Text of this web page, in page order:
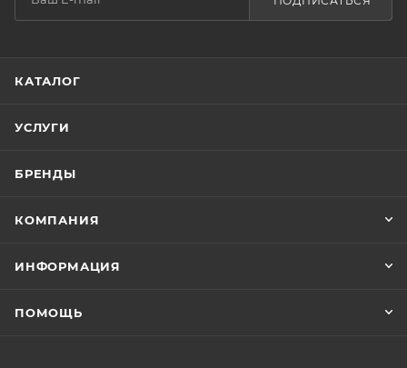
КАТАЛОГ
УСЛУГИ
БРЕНДЫ
КОМПАНИЯ
ИНФОРМАЦИЯ
ПОМОЩЬ